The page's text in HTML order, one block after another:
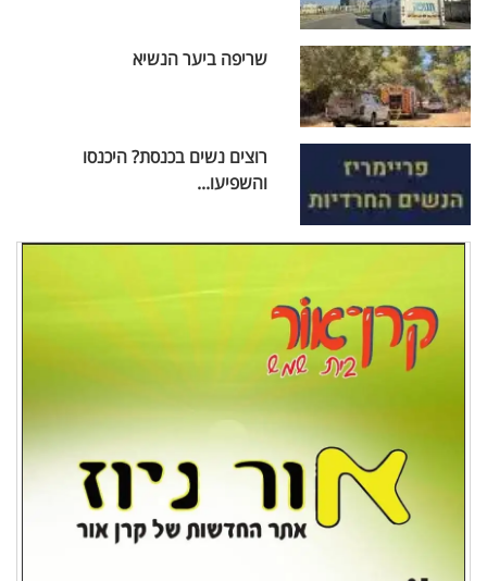
שריפה ביער הנשיא
רוצים נשים בכנסת? היכנסו
והשפיעו...